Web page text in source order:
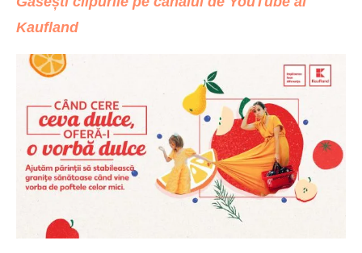
Kaufland